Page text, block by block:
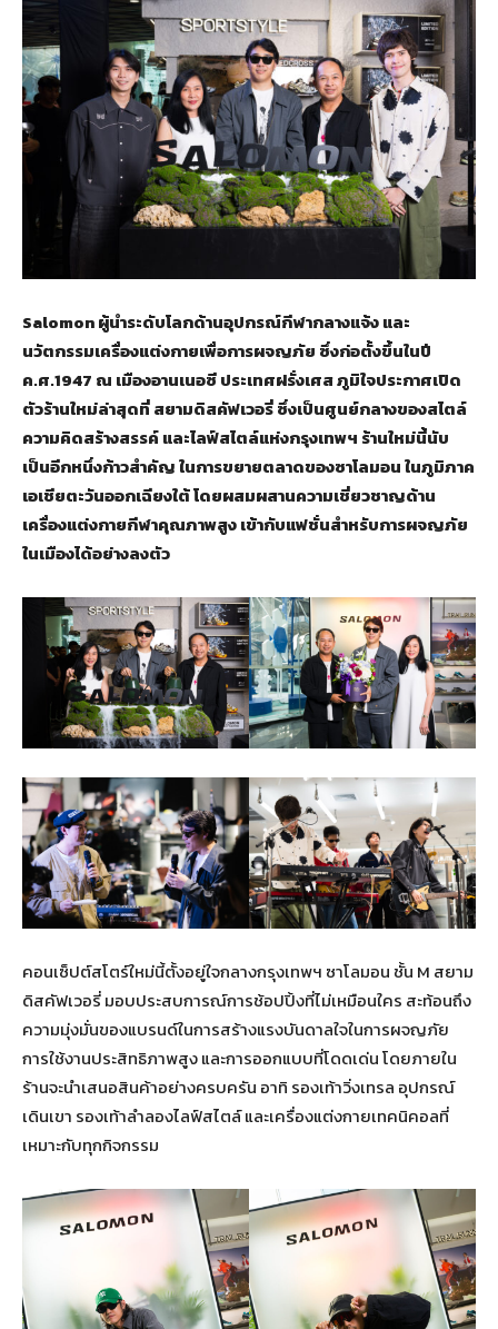
Salomon ผู้นำระดับโลกด้านอุปกรณ์กีฬากลางแจ้ง และ
นวัตกรรมเครื่องแต่งกายเพื่อการผจญภัย ซึ่งก่อตั้งขึ้นในปี
ค.ศ.1947 ณ เมืองอานเนอซี ประเทศฝรั่งเศส ภูมิใจประกาศเปิด
ตัวร้านใหม่ล่าสุดที่ สยามดิสคัฟเวอรี่ ซึ่งเป็นศูนย์กลางของสไตล์
ความคิดสร้างสรรค์ และไลฟ์สไตล์แห่งกรุงเทพฯ ร้านใหม่นี้นับ
เป็นอีกหนึ่งก้าวสำคัญ ในการขยายตลาดของซาโลมอน ในภูมิภาค
เอเชียตะวันออกเฉียงใต้ โดยผสมผสานความเชี่ยวชาญด้าน
เครื่องแต่งกายกีฬาคุณภาพสูง เข้ากับแฟชั่นสำหรับการผจญภัย
ในเมืองได้อย่างลงตัว
คอนเซ็ปต์สโตร์ใหม่นี้ตั้งอยู่ใจกลางกรุงเทพฯ ซาโลมอน ชั้น M สยาม
ดิสคัฟเวอรี่ มอบประสบการณ์การช้อปปิ้งที่ไม่เหมือนใคร สะท้อนถึง
ความมุ่งมั่นของแบรนด์ในการสร้างแรงบันดาลใจในการผจญภัย
การใช้งานประสิทธิภาพสูง และการออกแบบที่โดดเด่น โดยภายใน
ร้านจะนำเสนอสินค้าอย่างครบครัน อาทิ รองเท้าวิ่งเทรล อุปกรณ์
เดินเขา รองเท้าลำลองไลฟ์สไตล์ และเครื่องแต่งกายเทคนิคอลที่
เหมาะกับทุกกิจกรรม